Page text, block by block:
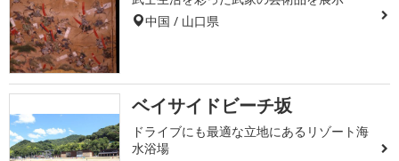
中国 / 山口県
ベイサイドビーチ坂
ドライブにも最適な立地にあるリゾート海
水浴場